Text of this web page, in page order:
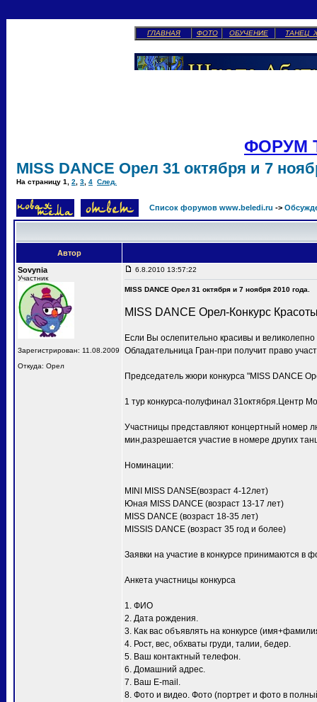
ГЛАВНАЯ ФОТО ОБУЧЕНИЕ ТАНЕЦ
ФОРУМ
MISS DANCE Орел 31 октября и 7
На страницу 1 2 3 4 След.
Список форумов www.beledi.ru ->
Автор
Sovynia
Участник
Зарегистрирован: 11.08.2009
Откуда: Орел
6.8.2010 13:57:22
MISS DANCE Орел 31 октября и 7 ноября 2010 года.
MISS DANCE Орел-Конкурс
Если Вы ослепительно красивы и
Обладательница Гран-при получит право
Председатель жюри конкурса "MISS DANCE
1 тур конкурса-полуфинал 31октября.Центр
Участницы представляют концертный номер
мин,разрешается участие в номере других
Номинации:
MINI MISS DANSE(возраст 4-12лет)
Юная MISS DANCE (возраст 13-17 лет)
MISS DANCE (возраст 18-35 лет)
MISSIS DANCE (возраст 35 год и более)
Заявки на участие в конкурсе принимаются в
Анкета участницы конкурса
1. ФИО
2. Дата рождения.
3. Как вас объявлять на конкурсе
4. Рост, вес, обхваты груди, талии, бедер.
5. Ваш контактный телефон.
6. Домашний адрес.
7. Ваш E-mail.
8. Фото и видео. Фото (портрет и фото в